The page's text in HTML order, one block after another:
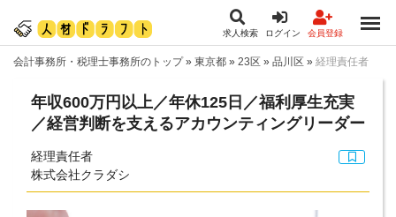
求人検索 ログイン 会員登録
会計事務所・税理士事務所のトップ» 東京都 » 23区 » 品川区 » 経理責任者
年収600万円以上／年休125日／福利厚生充実
／経営判断を支えるアカウンティングリーダー
経理責任者
株式会社クラダシ